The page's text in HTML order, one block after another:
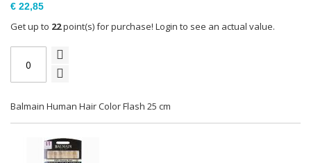
Balmain Human Hair Color Flash 25 cm
€ 22,85
Get up to 22point(s) for purchase! Login to see an actual value.